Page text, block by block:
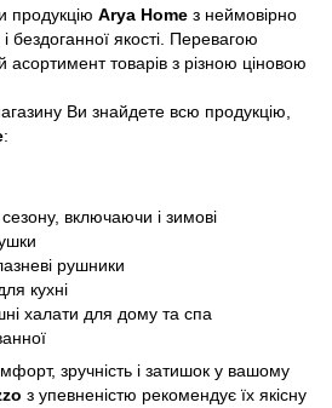
продукцію Arya Home з неймовірно
якості. Перевагою
асортимент товарів з різною ціновою
Ви знайдете всю продукцію,
:
включаючи і зимові
рушники
кухні
халати для дому та спа
зручність і затишок у вашому
з упевненістю рекомендує їх якісну